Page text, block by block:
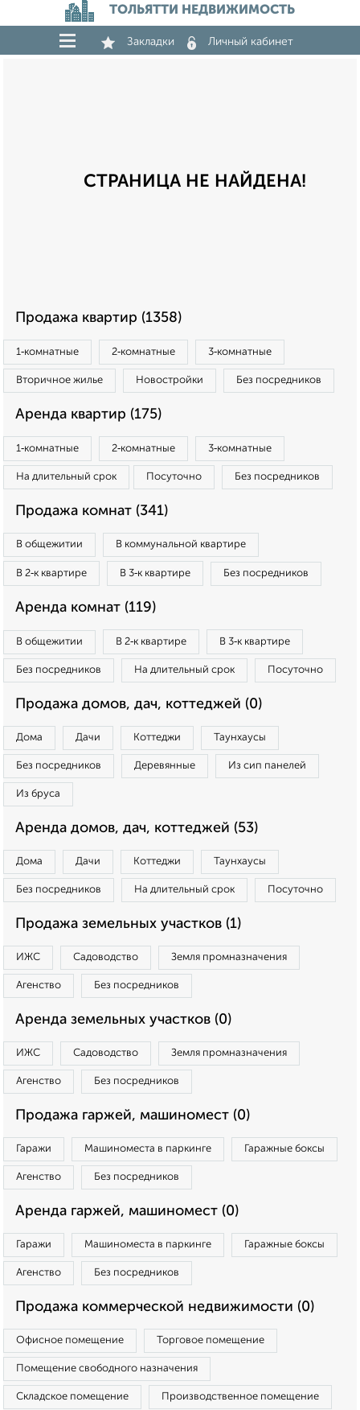
ТОЛЬЯТТИ НЕДВИЖИМОСТЬ
Закладки Личный кабинет
СТРАНИЦА НЕ НАЙДЕНА!
Продажа квартир (1358)
1‑комнатные 2‑комнатные 3‑комнатные
Вторичное жилье Новостройки Без посредников
Аренда квартир (175)
1‑комнатные 2‑комнатные 3‑комнатные
На длительный срок Посуточно Без посредников
Продажа комнат (341)
В общежитии В коммунальной квартире
В 2‑к квартире В 3‑к квартире Без посредников
Аренда комнат (119)
В общежитии В 2‑к квартире В 3‑к квартире
Без посредников На длительный срок Посуточно
Продажа домов, дач, коттеджей (0)
Дома Дачи Коттеджи Таунхаусы
Без посредников Деревянные Из сип панелей
Из бруса
Аренда домов, дач, коттеджей (53)
Дома Дачи Коттеджи Таунхаусы
Без посредников На длительный срок Посуточно
Продажа земельных участков (1)
ИЖС Садоводство Земля промназначения
Агенство Без посредников
Аренда земельных участков (0)
ИЖС Садоводство Земля промназначения
Агенство Без посредников
Продажа гаржей, машиномест (0)
Гаражи Машиноместа в паркинге Гаражные боксы
Агенство Без посредников
Аренда гаржей, машиномест (0)
Гаражи Машиноместа в паркинге Гаражные боксы
Агенство Без посредников
Продажа коммерческой недвижимости (0)
Офисное помещение Торговое помещение
Помещение свободного назначения
Складское помещение Производственное помещение